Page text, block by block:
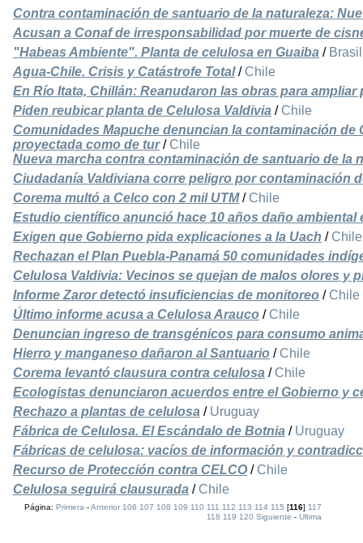
Contra contaminación de santuario de la naturaleza:
Acusan a Conaf de irresponsabilidad por muerte de
"Habeas Ambiente". Planta de celulosa en Guaiba / Brasil
Agua-Chile. Crisis y Catástrofe Total/ Chile
En Río Itata, Chillán: Reanudaron las obras para ampliar
Piden reubicar planta de Celulosa Valdivia / Chile
Comunidades Mapuche denuncian la contaminación de
proyectada como de tur/ Chile
Nueva marcha contra contaminación de santuario de la
Ciudadanía Valdiviana corre peligro por contaminación
Corema multó a Celco con 2 mil UTM/ Chile
Estudio científico anunció hace 10 años daño ambiental
Exigen que Gobierno pida explicaciones a la Uach / Chile
Rechazan el Plan Puebla-Panamá 50 comunidades
Celulosa Valdivia: Vecinos se quejan de malos olores y
Informe Zaror detectó insuficiencias de monitoreo / Chile
Último informe acusa a Celulosa Arauco / Chile
Denuncian ingreso de transgénicos para consumo
Hierro y manganeso dañaron al Santuario / Chile
Corema levantó clausura contra celulosa / Chile
Ecologistas denunciaron acuerdos entre el Gobierno y
Rechazo a plantas de celulosa / Uruguay
Fábrica de Celulosa. El Escándalo de Botnia / Uruguay
Fábricas de celulosa: vacíos de información y
Recurso de Protección contra CELCO / Chile
Celulosa seguirá clausurada / Chile
Página:Primera -Anterior 106 107 108 109 110 111 112 113 114 115 [116]117
118 119 120 Siguiente -Ultima